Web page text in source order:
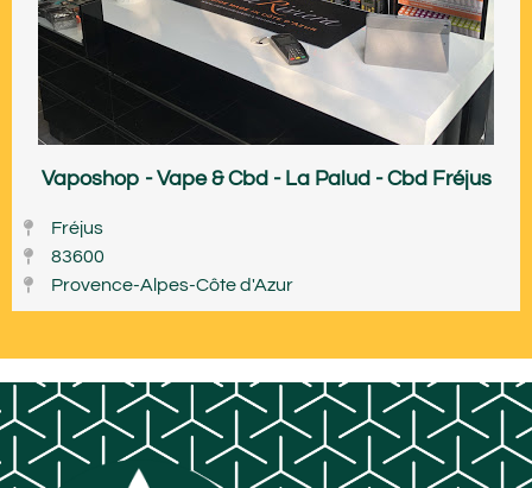
Vaposhop - Vape & Cbd - La Palud - Cbd Fréjus
Fréjus
83600
Provence-Alpes-Côte d'Azur